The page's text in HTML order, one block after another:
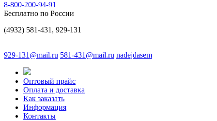
8-800-200-94-91
Бесплатно по России
(4932) 581-431, 929-131
929-131@mail.ru 581-431@mail.ru nadejdasem
Оптовый прайс
Оплата и доставка
Как заказать
Информация
Контакты